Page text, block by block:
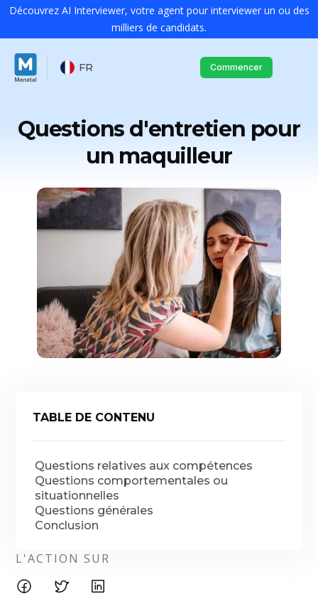
Découvrez AI Interviewer, votre agent pour interviewer un ou des
milliers de candidats.
FR Commencer
Questions d'entretien pour
un maquilleur
TABLE DE CONTENU
Questions relatives aux compétences
Questions comportementales ou
situationnelles
Questions générales
Conclusion
L'ACTION SUR